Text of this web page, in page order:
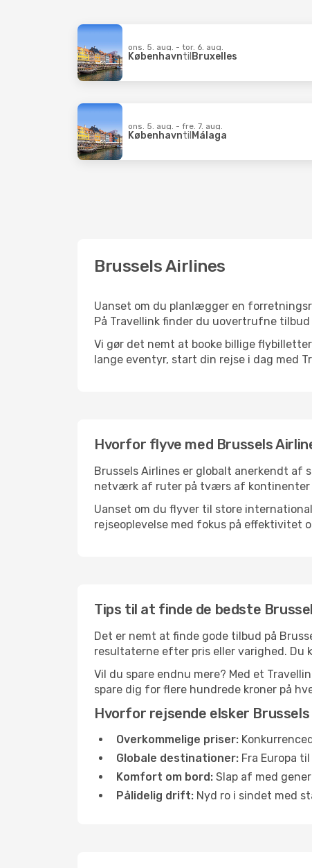
ons. 5. aug. - tor. 6. aug.
Københavntil Bruxelles
ons. 5. aug. - fre. 7. aug.
Københavntil Málaga
Brussels Airlines
Uanset om du planlægger en
På Travellink finder du uovertrufne
Vi gør det nemt at booke billige
lange eventyr, start din rejse i dag med
Hvorfor flyve med Brussels
Brussels Airlines er globalt anerkendt af
netværk af ruter på tværs af kontinenter
Uanset om du flyver til store
rejseoplevelse med fokus på effektivitet
Tips til at finde de bedste
Det er nemt at finde gode tilbud på
resultaterne efter pris eller varighed. Du
Vil du spare endnu mere? Med et
spare dig for flere hundrede kroner på
Hvorfor rejsende elsker Brussels
Overkommelige priser:
Globale destinationer: Fra Europa
Komfort om bord: Slap af med
Pålidelig drift: Nyd ro i sindet med